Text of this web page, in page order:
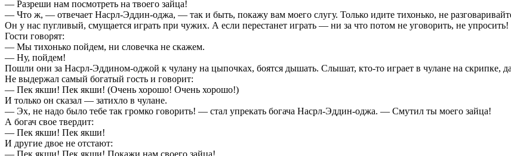
— Разреши нам посмотреть на твоего зайца!
— Что ж, — отвечает Насрл-Эддин-оджа, — так и быть, покажу вам моего слугу. Только идите тихонько, не
Он у нас пугливый, смущается играть при чужих. А если перестанет играть — ни за что потом не уговорить, не упросить!
Гости говорят:
— Мы тихонько пойдем, ни словечка не скажем.
— Ну, пойдем!
Пошли они за Насрл-Эддином-оджой к чулану на цыпочках, боятся дышать. Слышат, кто-то играет в чулане на скрипке, да
Не выдержал самый богатый гость и говорит:
— Пек якши! Пек якши! (Очень хорошо! Очень хорошо!)
И только он сказал — затихло в чулане.
— Эх, не надо было тебе так громко говорить! — стал упрекать богача Насрл-Эддин-оджа. — Смутил ты моего зайца!
А богач свое твердит:
— Пек якши! Пек якши!
И другие двое не отстают:
— Пек якши! Пек якши! Покажи нам своего зайца!